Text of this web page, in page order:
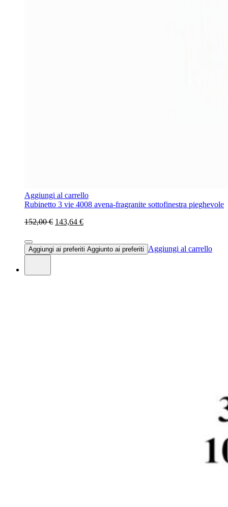
Aggiungi al carrello
Rubinetto 3 vie 4008 avena-fragranite sottofinestra pieghevole
152,00 € 143,64 €
Aggiungi ai preferiti Aggiunto ai preferiti Aggiungi al carrello